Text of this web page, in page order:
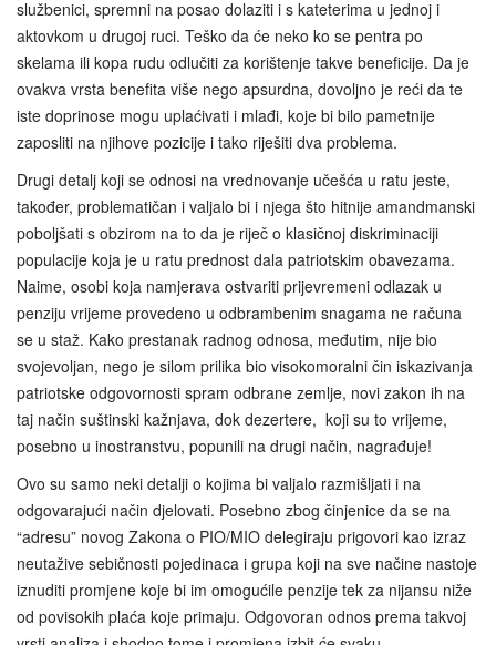
službenici, spremni na posao dolaziti i s kateterima u jednoj i
aktovkom u drugoj ruci. Teško da će neko ko se pentra po
skelama ili kopa rudu odlučiti za korištenje takve beneficije. Da je
ovakva vrsta benefita više nego apsurdna, dovoljno je reći da te
iste doprinose mogu uplaćivati i mlađi, koje bi bilo pametnije
zaposliti na njihove pozicije i tako riješiti dva problema.
Drugi detalj koji se odnosi na vrednovanje učešća u ratu jeste,
također, problematičan i valjalo bi i njega što hitnije amandmanski
poboljšati s obzirom na to da je riječ o klasičnoj diskriminaciji
populacije koja je u ratu prednost dala patriotskim obavezama.
Naime, osobi koja namjerava ostvariti prijevremeni odlazak u
penziju vrijeme provedeno u odbrambenim snagama ne računa
se u staž. Kako prestanak radnog odnosa, međutim, nije bio
svojevoljan, nego je silom prilika bio visokomoralni čin iskazivanja
patriotske odgovornosti spram odbrane zemlje, novi zakon ih na
taj način suštinski kažnjava, dok dezertere, koji su to vrijeme,
posebno u inostranstvu, popunili na drugi način, nagrađuje!
Ovo su samo neki detalji o kojima bi valjalo razmišljati i na
odgovarajući način djelovati. Posebno zbog činjenice da se na
“adresu” novog Zakona o PIO/MIO delegiraju prigovori kao izraz
neutažive sebičnosti pojedinaca i grupa koji na sve načine nastoje
iznuditi promjene koje bi im omogućile penzije tek za nijansu niže
od povisokih plaća koje primaju. Odgovoran odnos prema takvoj